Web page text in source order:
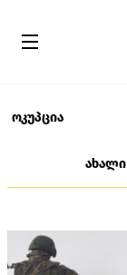
ოკუპცია
ახალი